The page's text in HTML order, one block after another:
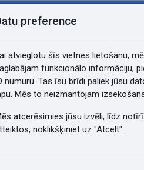
preference
atvieglotu šīs vietnes lietošanu,
funkcionālo informāciju,
numuru. Tas īsu brīdi paliek jūsu
Mēs to neizmantojam
atcerēsimies jūsu izvēli, līdz
noklikšķiniet uz "Atcelt".